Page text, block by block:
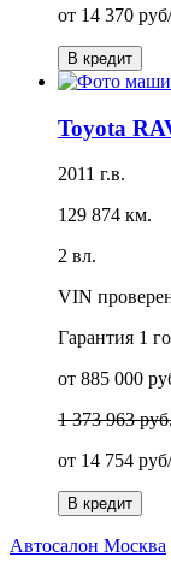
от 14 370
В кредит
Toyota
2011 г.в.
129 874 км.
2 вл.
VIN
Гарантия 1
от 885 000
1 373 963
от 14 754
В кредит
Автосалон Москва